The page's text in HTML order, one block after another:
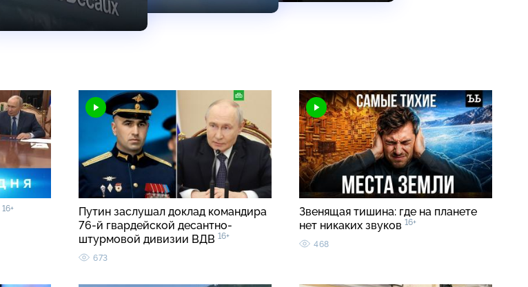
16+
Путин заслушал доклад командира
76-й гвардейской десантно-
штурмовой дивизии ВДВ 16+
673
Звенящая тишина: где на планете
нет никаких звуков 16+
468